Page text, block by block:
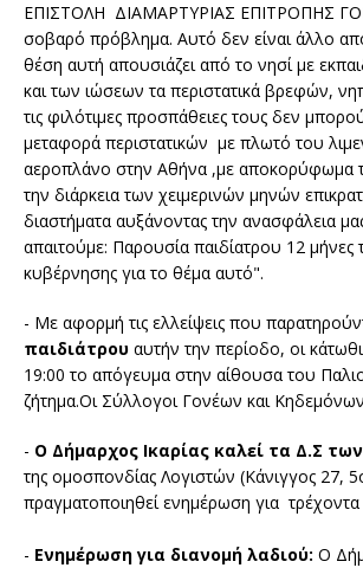
ΕΠΙΣΤΟΛΗ ΔΙΑΜΑΡΤΥΡΙΑΣ ΕΠΙΤΡΟΠΗΣ
σοβαρό πρόβλημα. Αυτό δεν είναι άλλο
θέση αυτή απουσιάζει από το νησί με
και των ιώσεων τα περιστατικά βρεφών,
τις φιλότιμες προσπάθειες τους δεν
μεταφορά περιστατικών με πλωτό του
αεροπλάνο στην Αθήνα ,με αποκορύφωμα
την διάρκεια των χειμερινών μηνών
διαστήματα αυξάνοντας την ανασφάλεια
απαιτούμε: Παρουσία παιδίατρου 12 μήνες
κυβέρνησης για το θέμα αυτό".
- Με αφορμή τις ελλείψεις που
παιδιάτρου αυτήν την περίοδο, οι
19:00 το απόγευμα στην αίθουσα του
ζήτημα.Οι Σύλλογοι Γονέων και
- O Δήμαρχος Ικαρίας καλεί τα Δ.Σ
της ομοσπονδίας Λογιστών (Κάνιγγος 27,
πραγματοποιηθεί ενημέρωση για
- Ενημέρωση για διανομή λαδιού: Ο